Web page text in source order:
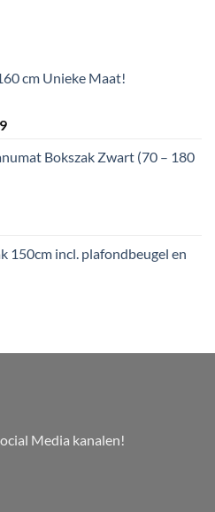
cm Unieke Maat!
Huidige
is:
Bokszak Zwart (70 – 180
150cm incl. plafondbeugel en
Media kanalen!